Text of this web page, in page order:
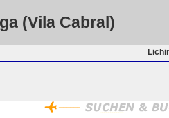
(Vila Cabral)